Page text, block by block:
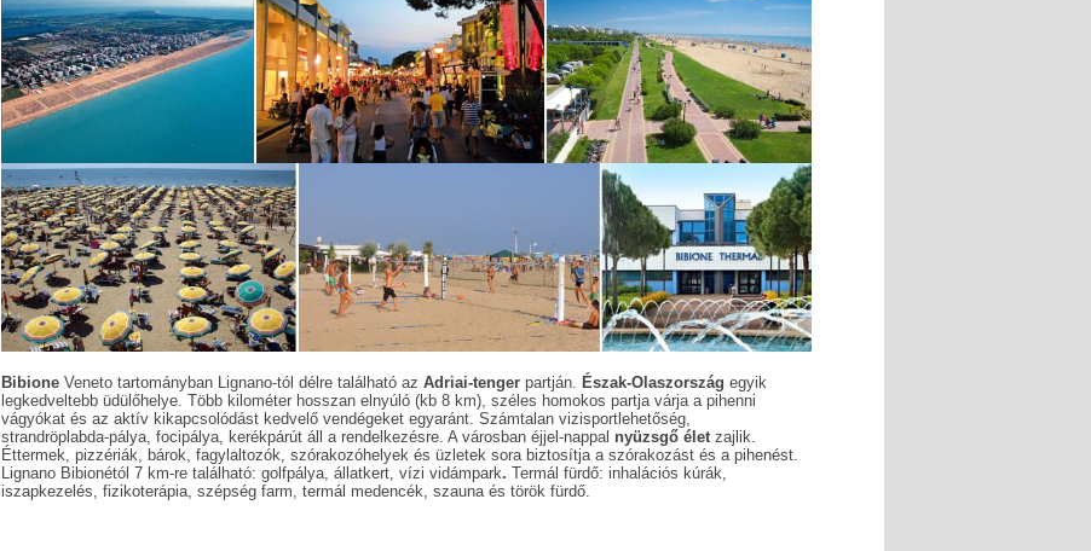
Bibione Veneto tartományban Lignano-tól délre található az Adriai-tenger partján. Észak-Olaszország egyik
legkedveltebb üdülőhelye. Több kilométer hosszan elnyúló (kb 8 km), széles homokos partja várja a pihenni
vágyókat és az aktív kikapcsolódást kedvelő vendégeket egyaránt. Számtalan vizisportlehetőség,
strandröplabda-pálya, focipálya, kerékpárút áll a rendelkezésre. A városban éjjel-nappal nyüzsgő életzajlik.
Éttermek, pizzériák, bárok, fagylaltozók, szórakozóhelyek és üzletek sora biztosítja a szórakozást és a pihenést.
Lignano Bibionétól 7 km-re található: golfpálya, állatkert, vízi vidámpark. Termál fürdő: inhalációs kúrák,
iszapkezelés, fizikoterápia, szépség farm, termál medencék, szauna és török fürdő.